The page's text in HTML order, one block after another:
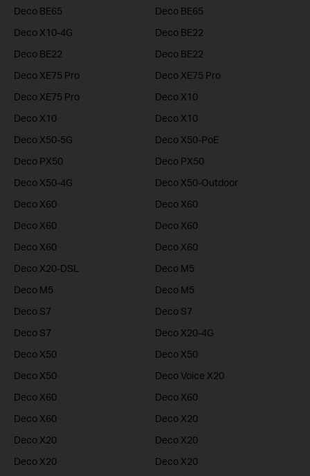
Deco BE65
Deco BE65
Deco X10-4G
Deco BE22
Deco BE22
Deco BE22
Deco XE75 Pro
Deco XE75 Pro
Deco XE75 Pro
Deco X10
Deco X10
Deco X10
Deco X50-5G
Deco X50-PoE
Deco PX50
Deco PX50
Deco X50-4G
Deco X50-Outdoor
Deco X60
Deco X60
Deco X60
Deco X60
Deco X60
Deco X60
Deco X20-DSL
Deco M5
Deco M5
Deco M5
Deco S7
Deco S7
Deco S7
Deco X20-4G
Deco X50
Deco X50
Deco X50
Deco Voice X20
Deco X60
Deco X60
Deco X60
Deco X20
Deco X20
Deco X20
Deco X20
Deco X20